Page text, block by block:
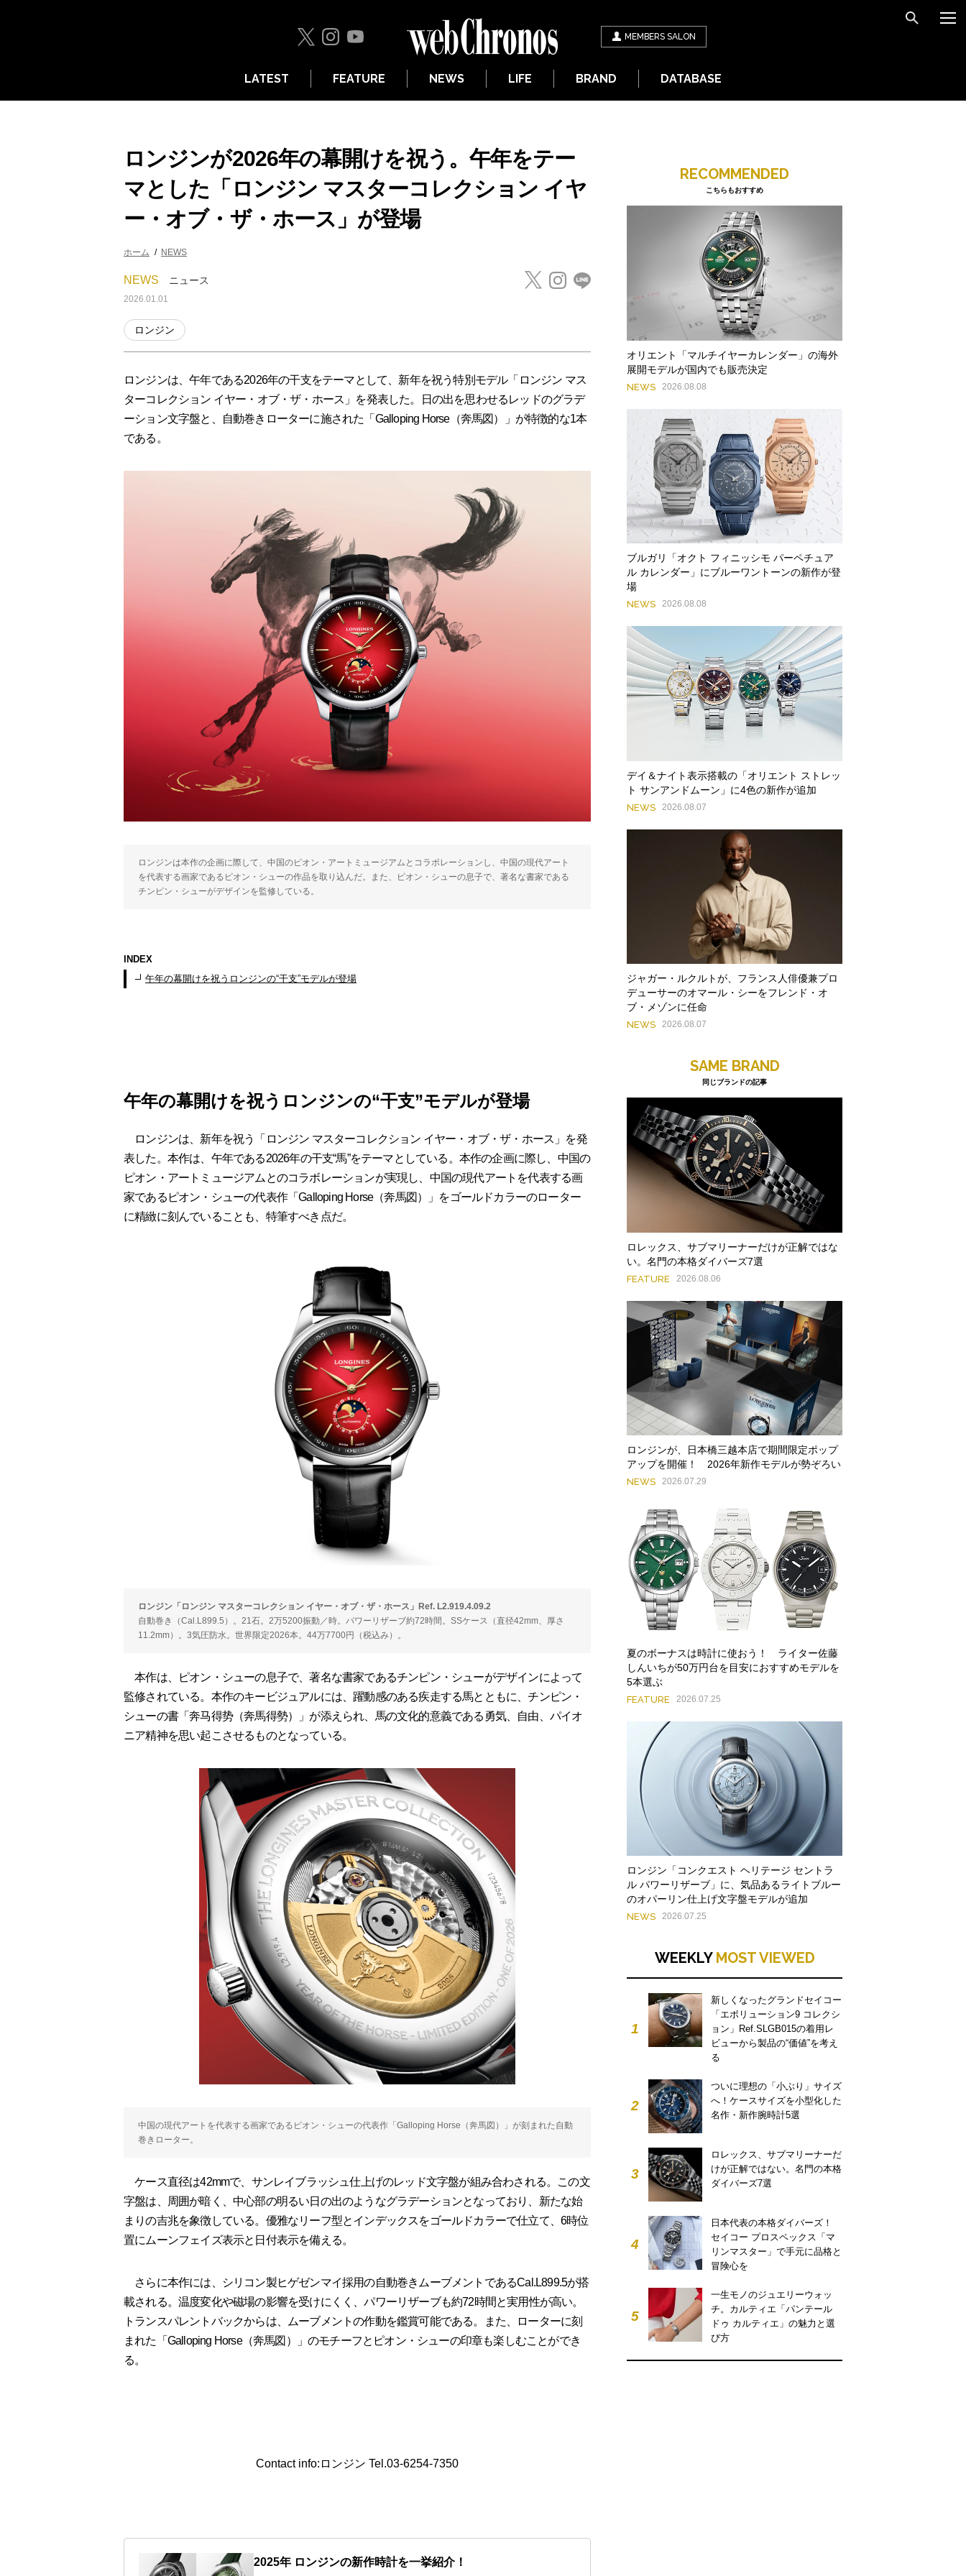
MEMBERS SALON
LATEST FEATURE NEWS LIFE BRAND DATABASE
ロンジンが2026年の幕開けを祝う。午年をテー
マとした「ロンジン マスターコレクション イヤ
ー・オブ・ザ・ホース」が登場
ホーム NEWS
NEWS ニュース
2026.01.01
ロンジン
ロンジンは、午年である2026年の干支をテーマとして、新年を祝う特別モデル「ロンジン マス
ターコレクション イヤー・オブ・ザ・ホース」を発表した。日の出を思わせるレッドのグラデ
ーション文字盤と、自動巻きローターに施された「Galloping Horse（奔馬図）」が特徴的な1本
である。
ロンジンは本作の企画に際して、中国のピオン・アートミュージアムとコラボレーションし、中国の現代アート
を代表する画家であるピオン・シューの作品を取り込んだ。また、ピオン・シューの息子で、著名な書家である
チンピン・シューがデザインを監修している。
INDEX
午年の幕開けを祝うロンジンの“干支”モデルが登場
午年の幕開けを祝うロンジンの“干支”モデルが登場
ロンジンは、新年を祝う「ロンジン マスターコレクション イヤー・オブ・ザ・ホース」を発
表した。本作は、午年である2026年の干支“馬”をテーマとしている。本作の企画に際し、中国の
ピオン・アートミュージアムとのコラボレーションが実現し、中国の現代アートを代表する画
家であるピオン・シューの代表作「Galloping Horse（奔馬図）」をゴールドカラーのローター
に精緻に刻んでいることも、特筆すべき点だ。
ロンジン「ロンジン マスターコレクション イヤー・オブ・ザ・ホース」Ref. L2.919.4.09.2
自動巻き（Cal.L899.5）。21石。2万5200振動／時。パワーリザーブ約72時間。SSケース（直径42mm、厚さ
11.2mm）。3気圧防水。世界限定2026本。44万7700円（税込み）。
本作は、ピオン・シューの息子で、著名な書家であるチンピン・シューがデザインによって
監修されている。本作のキービジュアルには、躍動感のある疾走する馬とともに、チンピン・
シューの書「奔马得势（奔馬得勢）」が添えられ、馬の文化的意義である勇気、自由、パイオ
ニア精神を思い起こさせるものとなっている。
中国の現代アートを代表する画家であるピオン・シューの代表作「Galloping Horse（奔馬図）」が刻まれた自動
巻きローター。
ケース直径は42mmで、サンレイブラッシュ仕上げのレッド文字盤が組み合わされる。この文
字盤は、周囲が暗く、中心部の明るい日の出のようなグラデーションとなっており、新たな始
まりの吉兆を象徴している。優雅なリーフ型とインデックスをゴールドカラーで仕立て、6時位
置にムーンフェイズ表示と日付表示を備える。
さらに本作には、シリコン製ヒゲゼンマイ採用の自動巻きムーブメントであるCal.L899.5が搭
載される。温度変化や磁場の影響を受けにくく、パワーリザーブも約72時間と実用性が高い。
トランスパレントバックからは、ムーブメントの作動を鑑賞可能である。また、ローターに刻
まれた「Galloping Horse（奔馬図）」のモチーフとピオン・シューの印章も楽しむことができ
る。
Contact info:ロンジン Tel.03-6254-7350
2025年 ロンジンの新作時計を一挙紹介！
RECOMMENDED
こちらもおすすめ
オリエント「マルチイヤーカレンダー」の海外
展開モデルが国内でも販売決定
NEWS 2026.08.08
ブルガリ「オクト フィニッシモ パーペチュア
ル カレンダー」にブルーワントーンの新作が登
場
NEWS 2026.08.08
デイ＆ナイト表示搭載の「オリエント ストレッ
ト サンアンドムーン」に4色の新作が追加
NEWS 2026.08.07
ジャガー・ルクルトが、フランス人俳優兼プロ
デューサーのオマール・シーをフレンド・オ
ブ・メゾンに任命
NEWS 2026.08.07
SAME BRAND
同じブランドの記事
ロレックス、サブマリーナーだけが正解ではな
い。名門の本格ダイバーズ7選
FEATURE 2026.08.06
ロンジンが、日本橋三越本店で期間限定ポップ
アップを開催！ 2026年新作モデルが勢ぞろい
NEWS 2026.07.29
夏のボーナスは時計に使おう！ ライター佐藤
しんいちが50万円台を目安におすすめモデルを
5本選ぶ
FEATURE 2026.07.25
ロンジン「コンクエスト ヘリテージ セントラ
ル パワーリザーブ」に、気品あるライトブルー
のオパーリン仕上げ文字盤モデルが追加
NEWS 2026.07.25
WEEKLY MOST VIEWED
1
新しくなったグランドセイコー
「エボリューション9 コレクシ
ョン」Ref.SLGB015の着用レ
ビューから製品の“価値”を考え
る
2
ついに理想の「小ぶり」サイズ
へ！ケースサイズを小型化した
名作・新作腕時計5選
3
ロレックス、サブマリーナーだ
けが正解ではない。名門の本格
ダイバーズ7選
4
日本代表の本格ダイバーズ！
セイコー プロスペックス「マ
リンマスター」で手元に品格と
冒険心を
5
一生モノのジュエリーウォッ
チ。カルティエ「パンテール
ドゥ カルティエ」の魅力と選
び方